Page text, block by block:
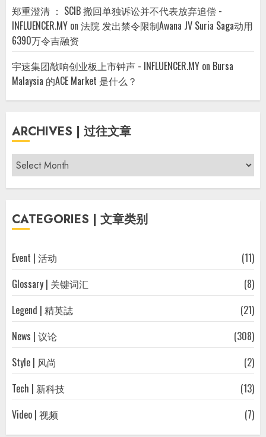
郑重澄清 ： SCIB 撤回单独诉讼并不代表放弃追偿 -
INFLUENCER.MY on 法院 发出禁令限制Awana JV Suria Saga动用
6390万令吉融资
宇速集团敲响创业板上市钟声 - INFLUENCER.MY on Bursa
Malaysia 的ACE Market 是什么？
ARCHIVES | 过往文章
Archives
|
过
文
CATEGORIES | 文章类别
Event | 活动
(11)
Glossary | 关键词汇
(8)
Legend | 精英誌
(21)
News | 议论
(308)
Style | 风尚
(2)
Tech | 新科技
(13)
Video | 视频
(7)